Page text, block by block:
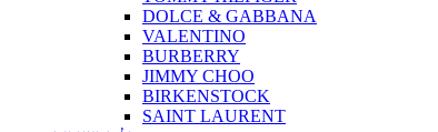
DOLCE & GABBANA
VALENTINO
BURBERRY
JIMMY CHOO
BIRKENSTOCK
SAINT LAURENT